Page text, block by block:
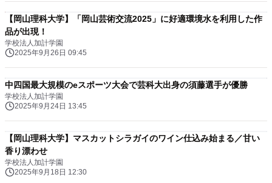
【岡山理科大学】「岡山芸術交流2025」に好適環境水を利用した作
品が出現！
学校法人加計学園
2025年9月26日 09:45
中四国最大規模のeスポーツ大会で芸科大出身の須藤選手が優勝
学校法人加計学園
2025年9月24日 13:45
【岡山理科大学】マスカットシラガイのワイン仕込み始まる／甘い
香り漂わせ
学校法人加計学園
2025年9月18日 12:30